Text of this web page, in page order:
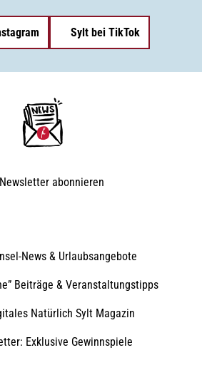
Sylt bei TikTok
abonnieren
News & Urlaubsangebote
Beiträge & Veranstaltungstipps
Natürlich Sylt Magazin
Exklusive Gewinnspiele